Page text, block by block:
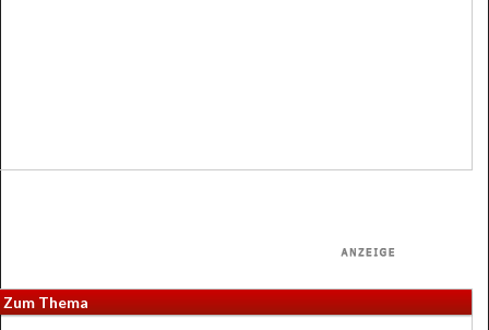
Zum Thema